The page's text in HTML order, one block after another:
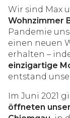
Wir sind Max
Wohnzimmer
Pandemie
einen neuen
erhalten –
einzigartige
entstand
Im Juni 2021
öffneten